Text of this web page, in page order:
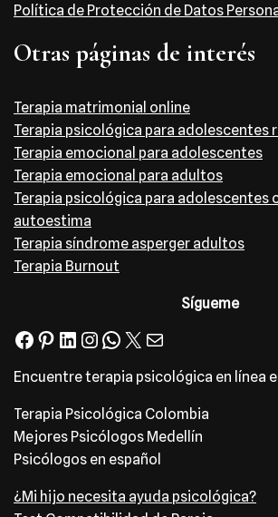
Política de Protección de Datos
Otras páginas de interés
Terapia matrimonial online
Terapia psicológica para adolescentes
Terapia emocional para adolescentes
Terapia emocional para adultos
Terapia psicológica para adolescentes
autoestima
Terapia síndrome asperger adultos
Terapia Burnout
Sígueme
Encuentre terapia psicológica en línea
Terapia Psicológica Colombia
Mejores Psicólogos Medellín
Psicólogos en español
¿Mi hijo necesita ayuda psicológica?